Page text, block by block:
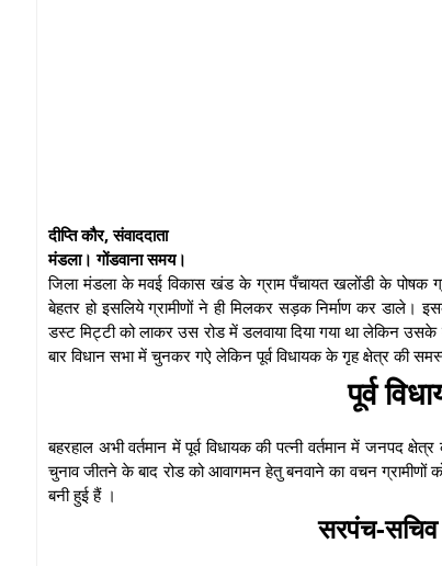
दीप्ति कौर, संवाददाता
मंडला। गोंडवाना समय।
जिला मंडला के मवई विकास खंड के ग्राम पँचायत खलोंडी के पोषक
बेहतर हो इसलिये ग्रामीणों ने ही मिलकर सड़क निर्माण कर डाले।
डस्ट मिट्टी को लाकर उस रोड में डलवाया दिया गया था लेकिन
बार विधान सभा में चुनकर गऐ लेकिन पूर्व विधायक के गृह क्षेत्र की
पूर्व
बहरहाल अभी वर्तमान में पूर्व विधायक की पत्नी वर्तमान में जनपद
चुनाव जीतने के बाद रोड को आवागमन हेतु बनवाने का वचन
बनी हुई हैं ।
सरपंच-